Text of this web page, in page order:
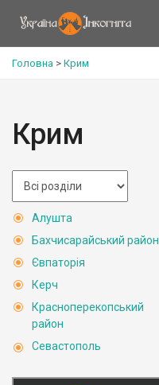
Головна > Крим
Крим
Алушта
Бахчисарайський район
Євпаторія
Керч
Красноперекопський
район
Севастополь